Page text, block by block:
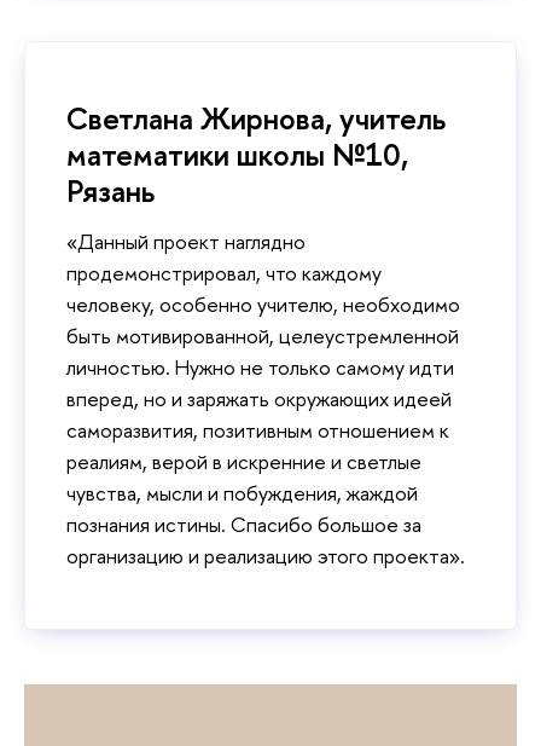
Светлана Жирнова, учитель
математики школы №10,
Рязань
«Данный проект наглядно
продемонстрировал, что каждому
человеку, особенно учителю, необходимо
быть мотивированной, целеустремленной
личностью. Нужно не только самому идти
вперед, но и заряжать окружающих идеей
саморазвития, позитивным отношением к
реалиям, верой в искренние и светлые
чувства, мысли и побуждения, жаждой
познания истины. Спасибо большое за
организацию и реализацию этого проекта».